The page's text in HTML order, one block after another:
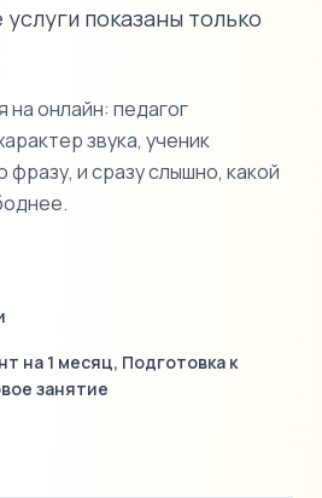
показаны только
онлайн: педагог
звука, ученик
и сразу слышно, какой
на 1 месяц, Подготовка к
занятие